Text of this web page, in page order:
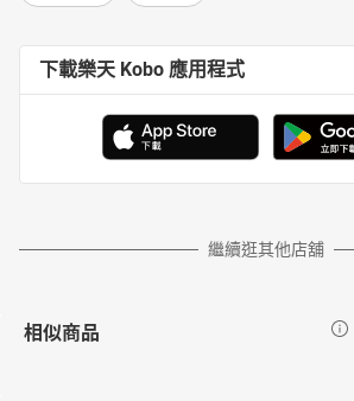
下載樂天 Kobo 應用程式
繼續逛其他店舖
相似商品